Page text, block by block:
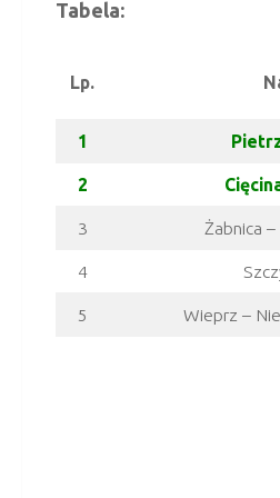
Tabela:
Lp.
1
2
3 Żabnica
4
5 Wieprz –